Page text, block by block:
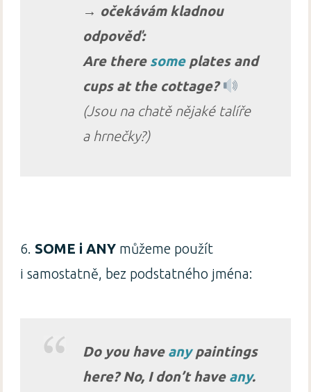
→ očekávám kladnou
odpověď:
Are there someplates and
cups at the cottage?
(Jsou na chatě nějaké talíře
a hrnečky?)
6. SOME i ANY můžeme použít
i samostatně, bez podstatného jména:
Do you have anypaintings
here? No, I don’t have any.